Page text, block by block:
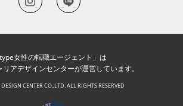
type女性の転職エージェント」は
アデザインセンターが運営しています。
CENTER CO.,LTD. ALL RIGHTS RESERVED